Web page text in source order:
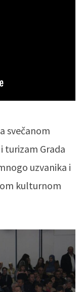
svečanom
turizam Grada
uzvanika i
kulturnom